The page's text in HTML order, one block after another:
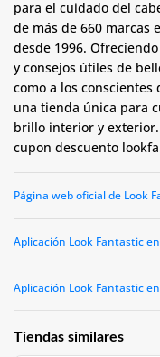
para el cuidado del
de más de 660 marcas
desde 1996.
y consejos útiles de
como a los
una tienda única para
brillo interior y
cupon descuento
Página web oficial de Look
Aplicación Look Fantastic
Aplicación Look Fantastic
Tiendas similares